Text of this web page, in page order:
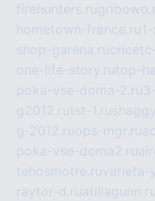
firehunters.ru
hometown-france.ru
shop-garena.ru
one-life-story.rutop-
poka-vse-doma-2.ru
g2012.rutst-1.ru
g-2012.ruops-mgr.ru
poka-vse-doma2.ru
tehosmotre.ruvarieta-
raytor-d.ruatillagunn.ru